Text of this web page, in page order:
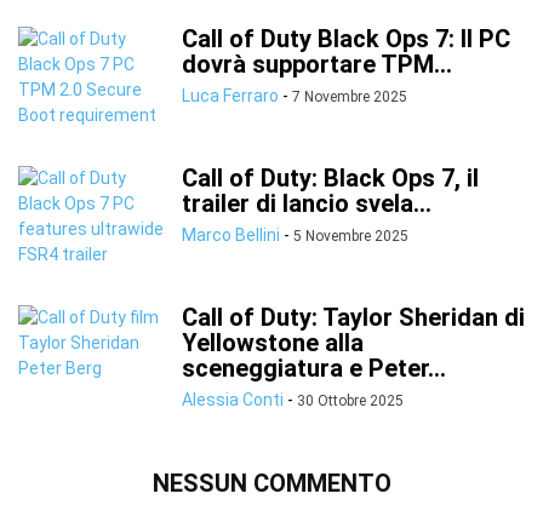
Call of Duty Black Ops 7: Il PC
dovrà supportare TPM...
Luca Ferraro - 7 Novembre 2025
Call of Duty: Black Ops 7, il
trailer di lancio svela...
Marco Bellini - 5 Novembre 2025
Call of Duty: Taylor Sheridan di
Yellowstone alla
sceneggiatura e Peter...
Alessia Conti - 30 Ottobre 2025
NESSUN COMMENTO